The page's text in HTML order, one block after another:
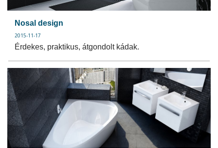
Nosal design
2015-11-17
Érdekes, praktikus, átgondolt kádak.